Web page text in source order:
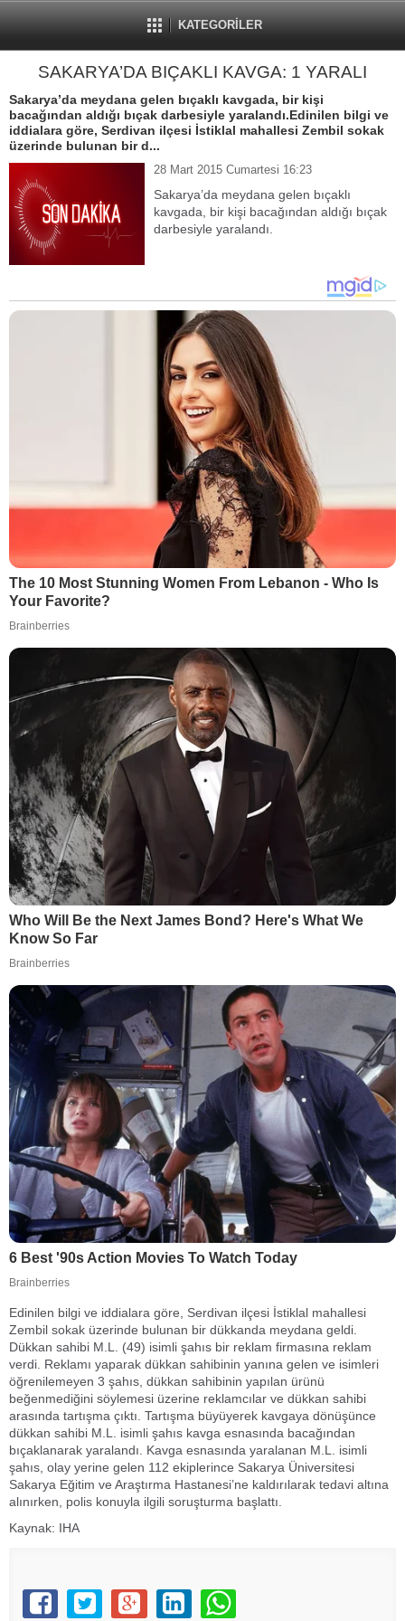
KATEGORİLER
SAKARYA’DA BIÇAKLI KAVGA: 1 YARALI
Sakarya’da meydana gelen bıçaklı kavgada, bir kişi
bacağından aldığı bıçak darbesiyle yaralandı.Edinilen bilgi ve
iddialara göre, Serdivan ilçesi İstiklal mahallesi Zembil sokak
üzerinde bulunan bir d...
28 Mart 2015 Cumartesi 16:23
Sakarya’da meydana gelen bıçaklı
kavgada, bir kişi bacağından aldığı bıçak
darbesiyle yaralandı.
Edinilen bilgi ve iddialara göre, Serdivan ilçesi İstiklal mahallesi
Zembil sokak üzerinde bulunan bir dükkanda meydana geldi.
Dükkan sahibi M.L. (49) isimli şahıs bir reklam firmasına reklam
verdi. Reklamı yaparak dükkan sahibinin yanına gelen ve isimleri
öğrenilemeyen 3 şahıs, dükkan sahibinin yapılan ürünü
beğenmediğini söylemesi üzerine reklamcılar ve dükkan sahibi
arasında tartışma çıktı. Tartışma büyüyerek kavgaya dönüşünce
dükkan sahibi M.L. isimli şahıs kavga esnasında bacağından
bıçaklanarak yaralandı. Kavga esnasında yaralanan M.L. isimli
şahıs, olay yerine gelen 112 ekiplerince Sakarya Üniversitesi
Sakarya Eğitim ve Araştırma Hastanesi’ne kaldırılarak tedavi altına
alınırken, polis konuyla ilgili soruşturma başlattı.
Kaynak: IHA